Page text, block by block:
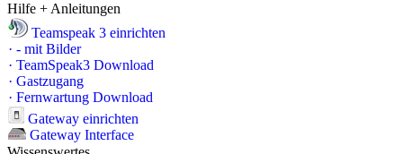
Hilfe + Anleitungen
Teamspeak 3 einrichten
· - mit Bilder
· TeamSpeak3 Download
· Gastzugang
· Fernwartung Download
Gateway einrichten
Gateway Interface